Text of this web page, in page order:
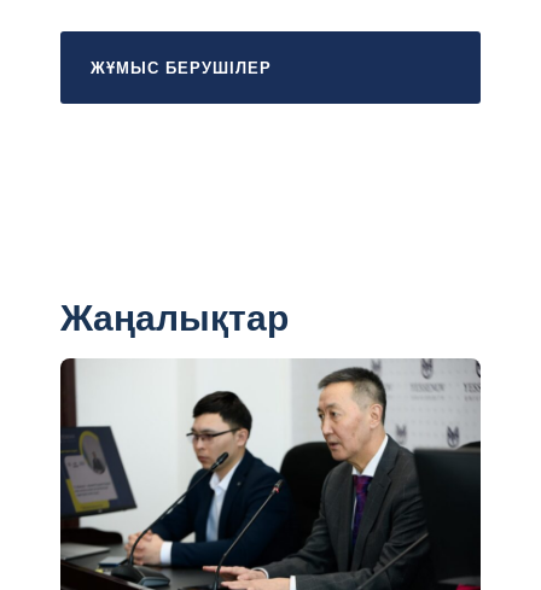
ЖҰМЫС БЕРУШІЛЕР
Жаңалықтар